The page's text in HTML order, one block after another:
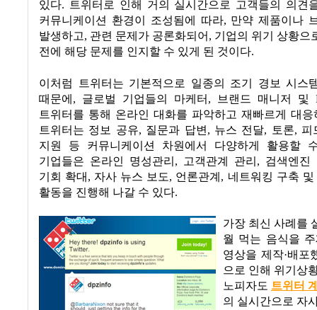
있다. 트위터로 인해 거의 실시간으로 고객들의 의견
커뮤니케이션 환경이 조성됨에 따라, 만약 제품이나
발생하고, 관련 문제가 공론화되어 , 기업의 위기 상황으
전에 해당 문제를 인지할 수 있게 된 것이다.
이처럼 트위터는 기본적으로 일종의 조기 경보 시스
때문에 , 글로벌 기업들의 마케터 , 브랜드 매니저 및
트위터를 통해 온라인 대화를 파악하고 재빠르게 대응
트위터는 정보 공유, 질문과 답변, 뉴스 전달, 토론, 피
지원 등 커뮤니케이션 차원에서 다양하게 활용할
기업들은 온라인 명성관리 , 고객관계 관리 , 검색엔진
기회 확대 , 자사 뉴스 보도, 언론관계 , 네트워킹 구축
활동을 진행해 나갈 수 있다.
가장 최신 사례를
월 먹는 음식을
영상을 제작·배포
으로 인해 위기상
노피자도 트위터
의 실시간으로 자